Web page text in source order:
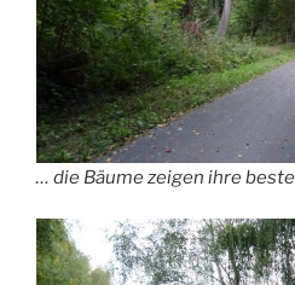
… die Bäume zeigen ihre